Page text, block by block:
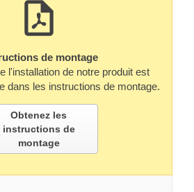
de montage
l'installation de notre produit est
dans les instructions de montage.
Obtenez les
instructions de
montage